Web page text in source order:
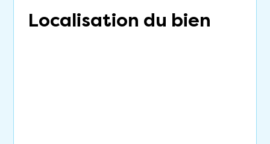
Localisation du bien